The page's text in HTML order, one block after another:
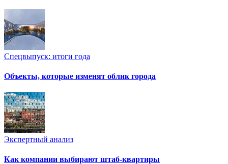
Спецвыпуск: итоги года
Объекты, которые изменят облик города
Экспертный анализ
Как компании выбирают штаб-квартиры